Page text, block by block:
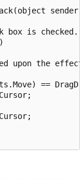
box is checked.
upon the
==